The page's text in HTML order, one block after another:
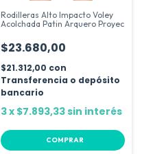
Rodilleras Alto Impacto Voley
Acolchada Patin Arquero Proyec
$23.680,00
$21.312,00 con
Transferencia o depósito
bancario
3x $7.893,33sin interés
COMPRAR